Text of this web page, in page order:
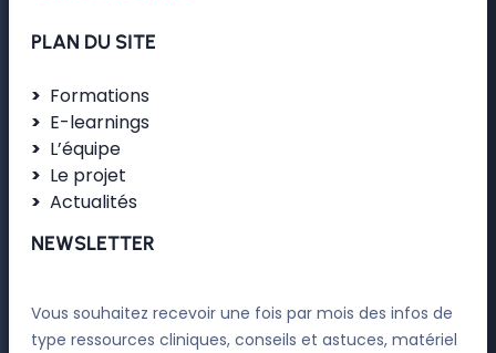
PLAN DU SITE
Formations
E-learnings
L’équipe
Le projet
Actualités
NEWSLETTER
Vous souhaitez recevoir une fois par mois des infos de
type ressources cliniques, conseils et astuces, matériel